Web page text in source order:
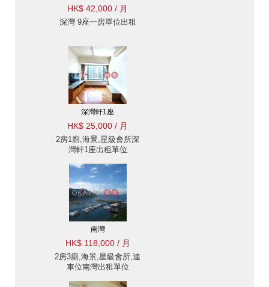
HK$ 42,000 / 月
深灣 9座一房單位出租
深灣軒1座
HK$ 25,000 / 月
2房1廁,海景,星級會所深
灣軒1座出租單位
南灣
HK$ 118,000 / 月
2房3廁,海景,星級會所,連
車位南灣出租單位